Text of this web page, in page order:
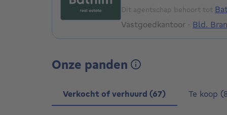
Dit agentschap behoort tot
Vastgoedkantoor · Bld.
Onze panden
Verkocht of verhuurd (67) Te koop